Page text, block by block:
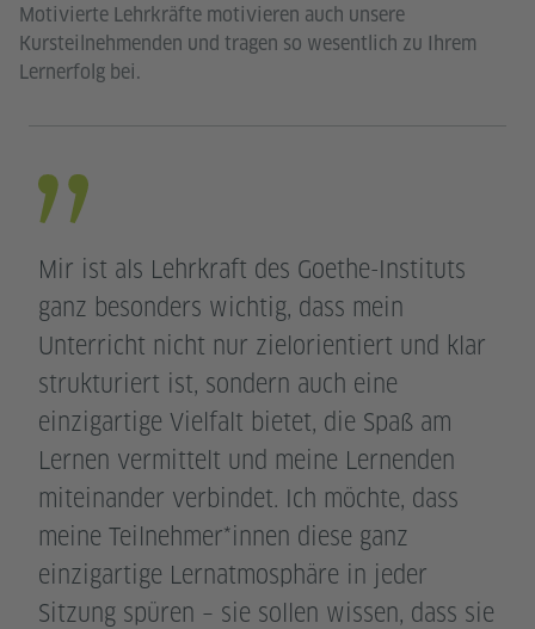
Motivierte Lehrkräfte motivieren auch unsere
Kursteilnehmenden und tragen so wesentlich zu Ihrem
Lernerfolg bei.
Mir ist als Lehrkraft des Goethe-Instituts
ganz besonders wichtig, dass mein
Unterricht nicht nur zielorientiert und klar
strukturiert ist, sondern auch eine
einzigartige Vielfalt bietet, die Spaß am
Lernen vermittelt und meine Lernenden
miteinander verbindet. Ich möchte, dass
meine Teilnehmer*innen diese ganz
einzigartige Lernatmosphäre in jeder
Sitzung spüren – sie sollen wissen, dass sie